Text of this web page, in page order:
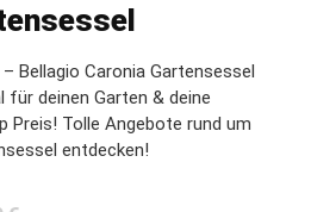
Bellagio Caronia Gartensessel
deinen Garten & deine
Preis! Tolle Angebote rund um
entdecken!